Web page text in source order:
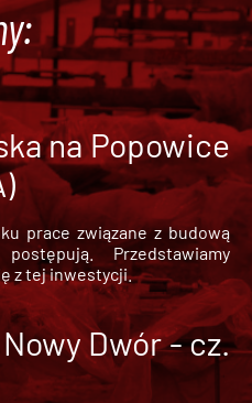
na Popowice
prace związane z budową
postępują. Przedstawiamy
z tej inwestycji.
Dwór - cz.